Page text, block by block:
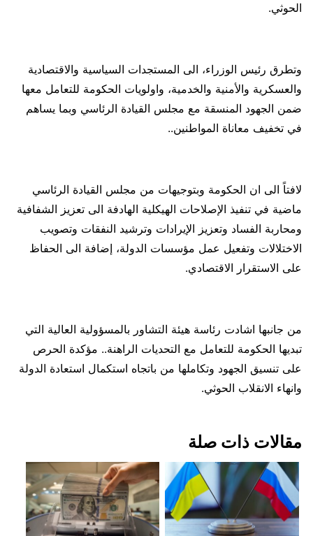
الحوثي.
وتطرق رئيس الوزراء، الى المستجدات السياسية والاقتصادية
والعسكرية والأمنية والخدمية، واولويات الحكومة للتعامل معها
ضمن الجهود المنسقة مع مجلس القيادة الرئاسي وبما يساهم
في تخفيف معاناة المواطنين..
لافتاً الى ان الحكومة وبتوجيهات من مجلس القيادة الرئاسي
ماضية في تنفيذ الإصلاحات الهيكلية الهادفة الى تعزيز الشفافية
ومحاربة الفساد وتعزيز الإيرادات وترشيد النفقات وتصويب
الاختلالات وتفعيل عمل مؤسسات الدولة، إضافة الى الحفاظ
على الاستقرار الاقتصادي.
من جانبها اشادت رئاسة هيئة التشاور بالمسؤولية العالية التي
تبديها الحكومة للتعامل مع التحديات الراهنة.. مؤكدة الحرص
على تنسيق الجهود وتكاملها من باتجاه استكمال استعادة الدولة
وانهاء الانقلاب الحوثي.
مقالات ذات صلة